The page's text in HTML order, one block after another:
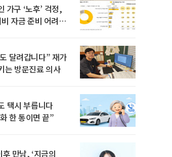
가구 ‘노후’ 걱정,
자금 준비 어려
달려갑니다” 재가
는 방문진료 의사
택시 부릅니다
한 통이면 끝”
만남, ‘지금의